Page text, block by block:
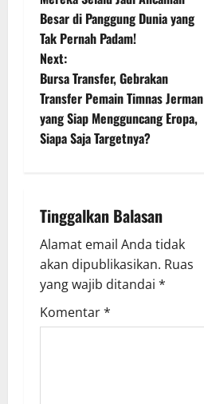
s
t
n
a
g
a
t
i
Besar di Panggung Dunia yang
Tak Pernah Padam!
Next:
Bursa Transfer, Gebrakan
Transfer Pemain Timnas Jerman
yang Siap Mengguncang Eropa,
Siapa Saja Targetnya?
Tinggalkan Balasan
Alamat email Anda tidak
akan dipublikasikan. Ruas
yang wajib ditandai *
Komentar*